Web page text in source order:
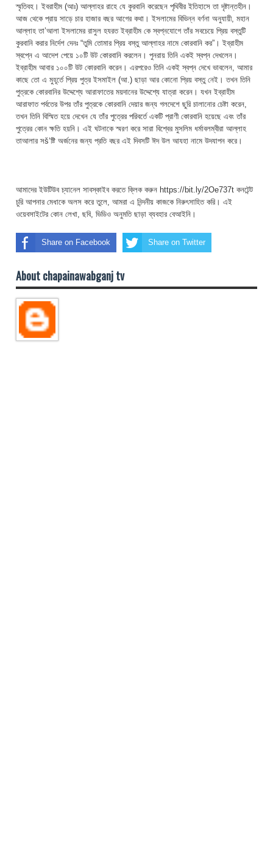
স্মৃতিবহ। ইবরাহীম (আঃ) আল্লাহর রাহে যে কুরবানি করেছেন পৃথিবীর ইতিহাসে তা দৃষ্টান্তহীন।
আজ থেকে প্রায় সাড়ে চার হাজার বছর আগের কথা। ইসলামের বিভিন্ন বর্ণনা অনুযায়ী, মহান
আল্লাহ তা’আলা ইসলামের রাসুল হযরত ইব্রাহীম কে স্বপ্নযোগে তাঁর সবচেয়ে প্রিয় বস্তুটি
কুরবানি করার নির্দেশ দেনঃ “তুমি তোমার প্রিয় বস্তু আল্লাহর নামে কোরবানি কর”। ইব্রাহীম
স্বপ্নে এ আদেশ পেয়ে ১০টি উট কোরবানি করলেন। পুনরায় তিনি একই স্বপ্ন দেখলেন।
ইব্রাহীম আবার ১০০টি উট কোরবানি করেন। এরপরেও তিনি একই স্বপ্ন দেখে ভাবলেন, আমার
কাছে তো এ মুহূর্তে প্রিয় পুত্র ইসমাইল (আ.) ছাড়া আর কোনো প্রিয় বস্তু নেই। তখন তিনি
পুত্রকে কোরবানির উদ্দেশ্যে আরাফাতের ময়দানের উদ্দেশ্যে যাত্রা করেন। যখন ইব্রাহীম
আরাফাত পর্বতের উপর তাঁর পুত্রকে কোরবানি দেয়ার জন্য গলদেশে ছুরি চালানোর চেষ্টা করেন,
তখন তিনি বিস্মিত হয়ে দেখেন যে তাঁর পুত্রের পরিবর্তে একটি প্রাণী কোরবানি হয়েছে এবং তাঁর
পুত্রের কোন ক্ষতি হয়নি। এই ঘটনাকে স্মরণ করে সারা বিশ্বের মুসলিম ধর্মাবলম্বীরা আল্লাহ
তাআলার সš‘ষ্টি অর্জনের জন্য প্রতি বছর এই দিবসটি ঈদ উল আযহা নামে উদযাপন করে।
আমাদের ইউটিউব চ্যানেল সাবস্কাইব করতে ক্লিক করুন https://bit.ly/2Oe737t কনটেন্ট
চুরি আপনার মেধাকে অলস করে তুলে, আমরা এ নিন্দনীয় কাজকে নিরুৎসাহিত করি। এই
ওয়েবসাইটের কোন লেখা, ছবি, ভিডিও অনুমতি ছাড়া ব্যবহার বেআইনি।
Share on Facebook Share on Twitter
About chapainawabganj tv